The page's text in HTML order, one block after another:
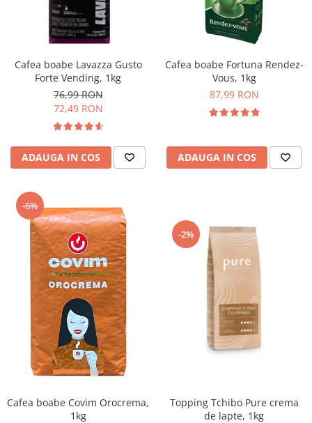
Complementare
Diverse
Pahare de cafea
Consumabile
Ciocolata calda
Lapte instant
Pliculete Zahar si Miere
Siropuri
Topping
Aparate SH
Promotii
Stabilizatoare tensiune
Piese schimb espressoare
Curatare
Cafea boabe Lavazza Gusto
Forte Vending, 1kg
76,99 RON
72,49 RON
ADAUGA IN COS
Cafea boabe Fortuna Rendez-
Vous, 1kg
87,99 RON
ADAUGA IN COS
-6%
Cafea boabe Covim Orocrema,
1kg
-2%
Topping Tchibo Pure crema
de lapte, 1kg